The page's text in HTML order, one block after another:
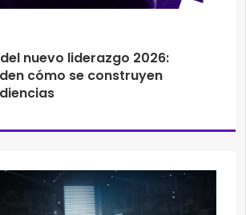
nuevo liderazgo 2026:
cómo se construyen